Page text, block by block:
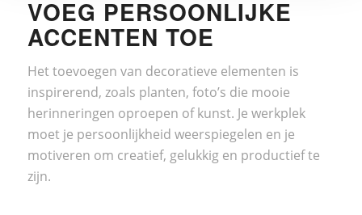
VOEG PERSOONLIJKE
ACCENTEN TOE
Het toevoegen van decoratieve elementen is
inspirerend, zoals planten, foto’s die mooie
herinneringen oproepen of kunst. Je werkplek
moet je persoonlijkheid weerspiegelen en je
motiveren om creatief, gelukkig en productief te
zijn.